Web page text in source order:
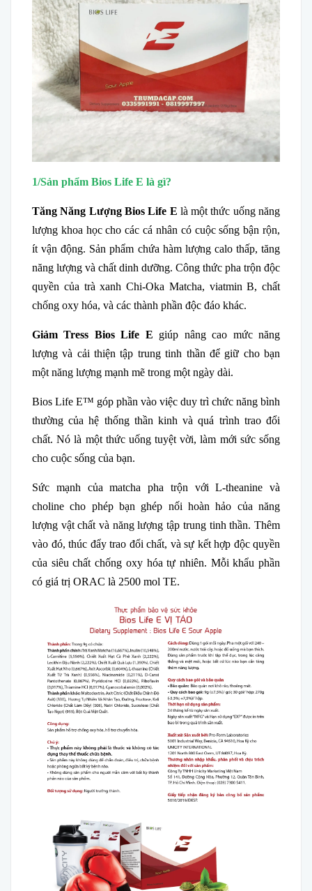
1/Sản phẩm Bios Life E là gì?
Tăng Năng Lượng Bios Life E là một thức uống năng
lượng khoa học cho các cá nhân có cuộc sống bận rộn,
ít vận động. Sản phẩm chứa hàm lượng calo thấp, tăng
năng lượng và chất dinh dưỡng. Công thức pha trộn độc
quyền của trà xanh Chi-Oka Matcha, viatmin B, chất
chống oxy hóa, và các thành phần độc đáo khác.
Giảm Tress Bios Life E giúp nâng cao mức năng
lượng và cải thiện tập trung tinh thần để giữ cho bạn
một năng lượng mạnh mẽ trong một ngày dài.
Bios Life E™ góp phần vào việc duy trì chức năng bình
thường của hệ thống thần kinh và quá trình trao đổi
chất. Nó là một thức uống tuyệt vời, làm mới sức sống
cho cuộc sống của bạn.
Sức mạnh của matcha pha trộn với L-theanine và
choline cho phép bạn ghép nối hoàn hảo của năng
lượng vật chất và năng lượng tập trung tinh thần. Thêm
vào đó, thúc đẩy trao đổi chất, và sự kết hợp độc quyền
của siêu chất chống oxy hóa tự nhiên. Mỗi khẩu phần
có giá trị ORAC là 2500 mol TE.